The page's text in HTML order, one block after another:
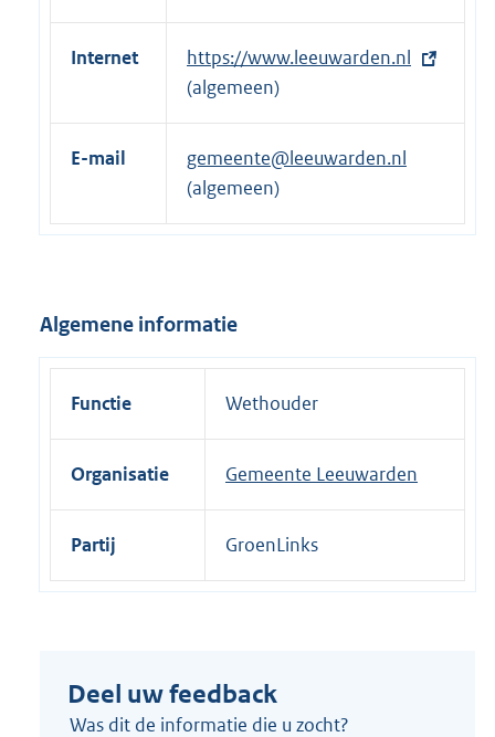
Internet
E
x
t
r
e
n
k
https://www.leeuwarden.nl
(algemeen)
E-mail
gemeente@leeuwarden.nl
(algemeen)
Algemene informatie
Functie Wethouder
Organisatie Gemeente Leeuwarden
Partij GroenLinks
Deel uw feedback
Was dit de informatie die u zocht?